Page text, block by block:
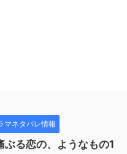
マネタバレ情報
ぶる恋の、ようなもの1